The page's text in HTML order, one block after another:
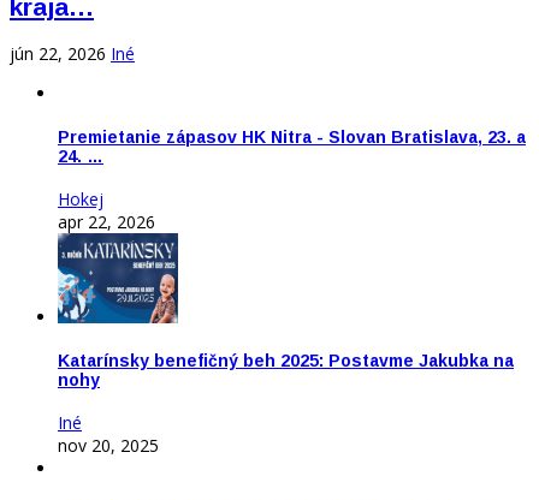
kraja…
jún 22, 2026 Iné
Premietanie zápasov HK Nitra - Slovan Bratislava, 23. a
24. …
Hokej
apr 22, 2026
Katarínsky benefičný beh 2025: Postavme Jakubka na
nohy
Iné
nov 20, 2025